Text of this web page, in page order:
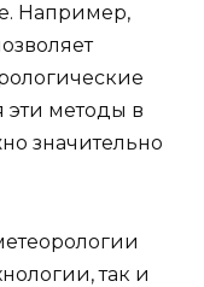
Например,
эти методы в
значительно
так и